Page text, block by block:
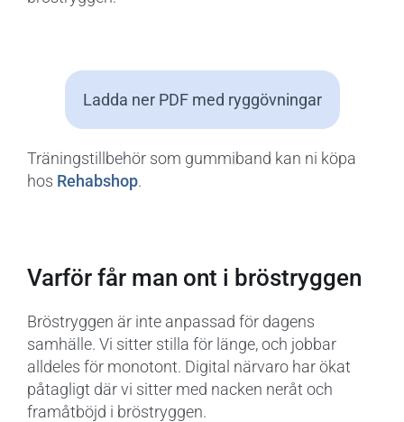
Ladda ner PDF med ryggövningar
Träningstillbehör som gummiband kan ni köpa
hos Rehabshop.
Varför får man ont i bröstryggen
Bröstryggen är inte anpassad för dagens
samhälle. Vi sitter stilla för länge, och jobbar
alldeles för monotont. Digital närvaro har ökat
påtagligt där vi sitter med nacken neråt och
framåtböjd i bröstryggen.